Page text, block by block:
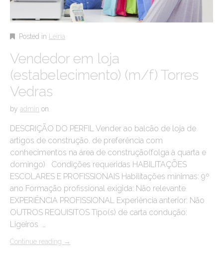
Posted in Leiria
Vendedor em loja
(estabelecimento) (m/f) Torres
Vedras
by admin on
DESCRIÇÃO DO PERFIL Vender ao balcão de loja de
artigos de construção. de preferência com
conhecimentos na área de construção(folga à quarta e
domingo) Condições requeridas HABILITAÇÕES
ESCOLARES E PROFISSIONAIS Habilitações mínimas: 9º
ano Formação profissional exigida: Não relevante
EXPERIÊNCIA PROFISSIONAL Experiência anterior: Não
OUTROS REQUISITOS Tipo(s) de carta condução:
Ligeiros …
Continue reading →